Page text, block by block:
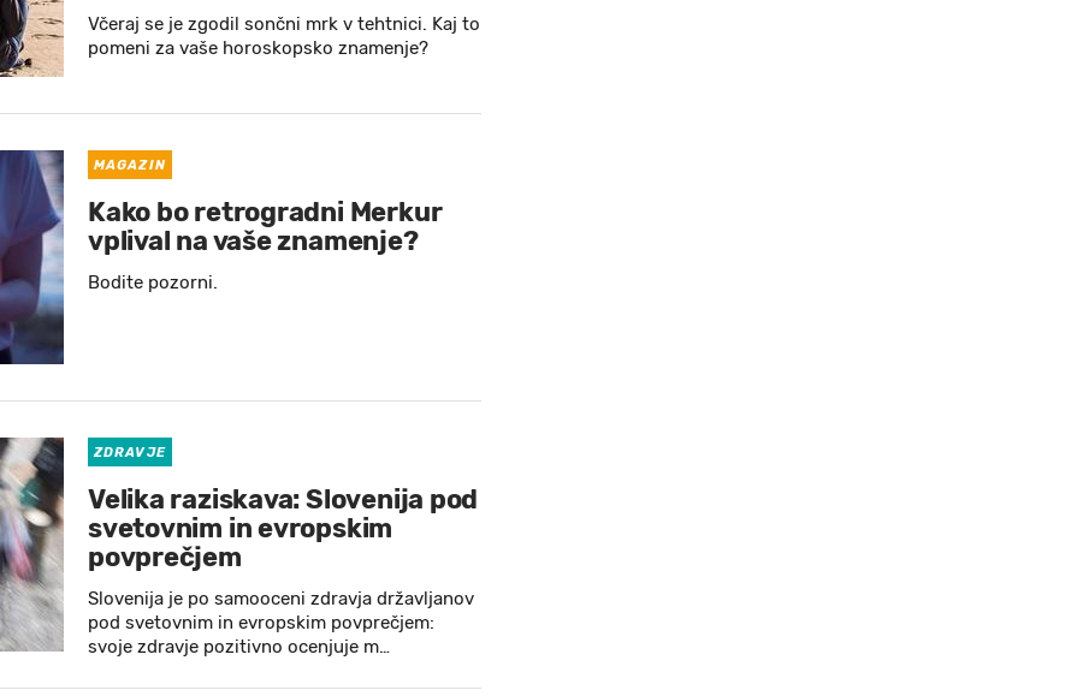
Včeraj se je zgodil sončni mrk v tehtnici. Kaj to
pomeni za vaše horoskopsko znamenje?
MAGAZIN
Kako bo retrogradni Merkur
vplival na vaše znamenje?
Bodite pozorni.
ZDRAVJE
Velika raziskava: Slovenija pod
svetovnim in evropskim
povprečjem
Slovenija je po samooceni zdravja državljanov
pod svetovnim in evropskim povprečjem:
svoje zdravje pozitivno ocenjuje m…